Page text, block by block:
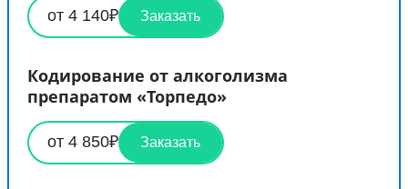
от 4 140₽ Заказать
Кодирование от алкоголизма
препаратом «Торпедо»
от 4 850₽ Заказать